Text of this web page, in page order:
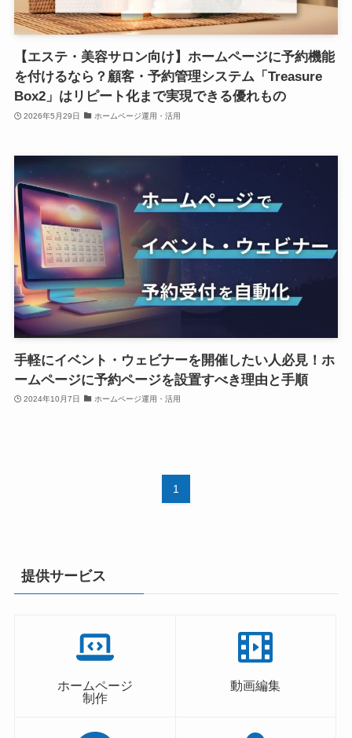
【エステ・美容サロン向け】ホームページに予約機能
を付けるなら？顧客・予約管理システム「Treasure
Box2」はリピート化まで実現できる優れもの
2026年5月29日 ホームページ運用・活用
手軽にイベント・ウェビナーを開催したい人必見！ホ
ームページに予約ページを設置すべき理由と手順
2024年10月7日 ホームページ運用・活用
1
提供サービス
ホームページ
制作
動画編集